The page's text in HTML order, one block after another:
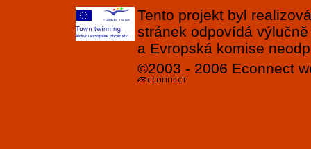
Tento projekt byl
stránek odpovídá
a Evropská komise
©2003 - 2006 Econnect